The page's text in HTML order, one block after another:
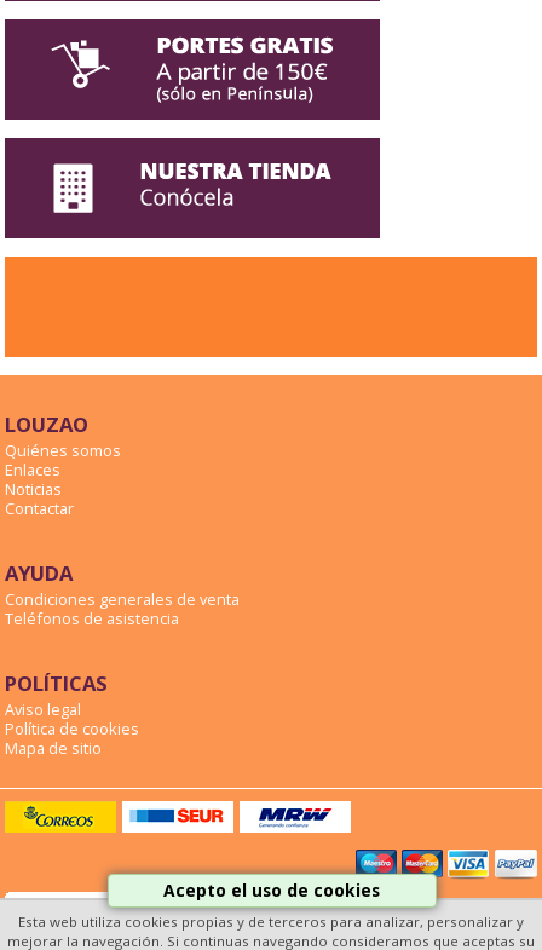
LOUZAO
Quiénes somos
Enlaces
Noticias
Contactar
AYUDA
Condiciones generales de venta
Teléfonos de asistencia
POLÍTICAS
Aviso legal
Política de cookies
Mapa de sitio
Acepto el uso de cookies
Esta web utiliza cookies propias y de terceros para analizar, personalizar y
mejorar la navegación. Si continuas navegando consideramos que aceptas su